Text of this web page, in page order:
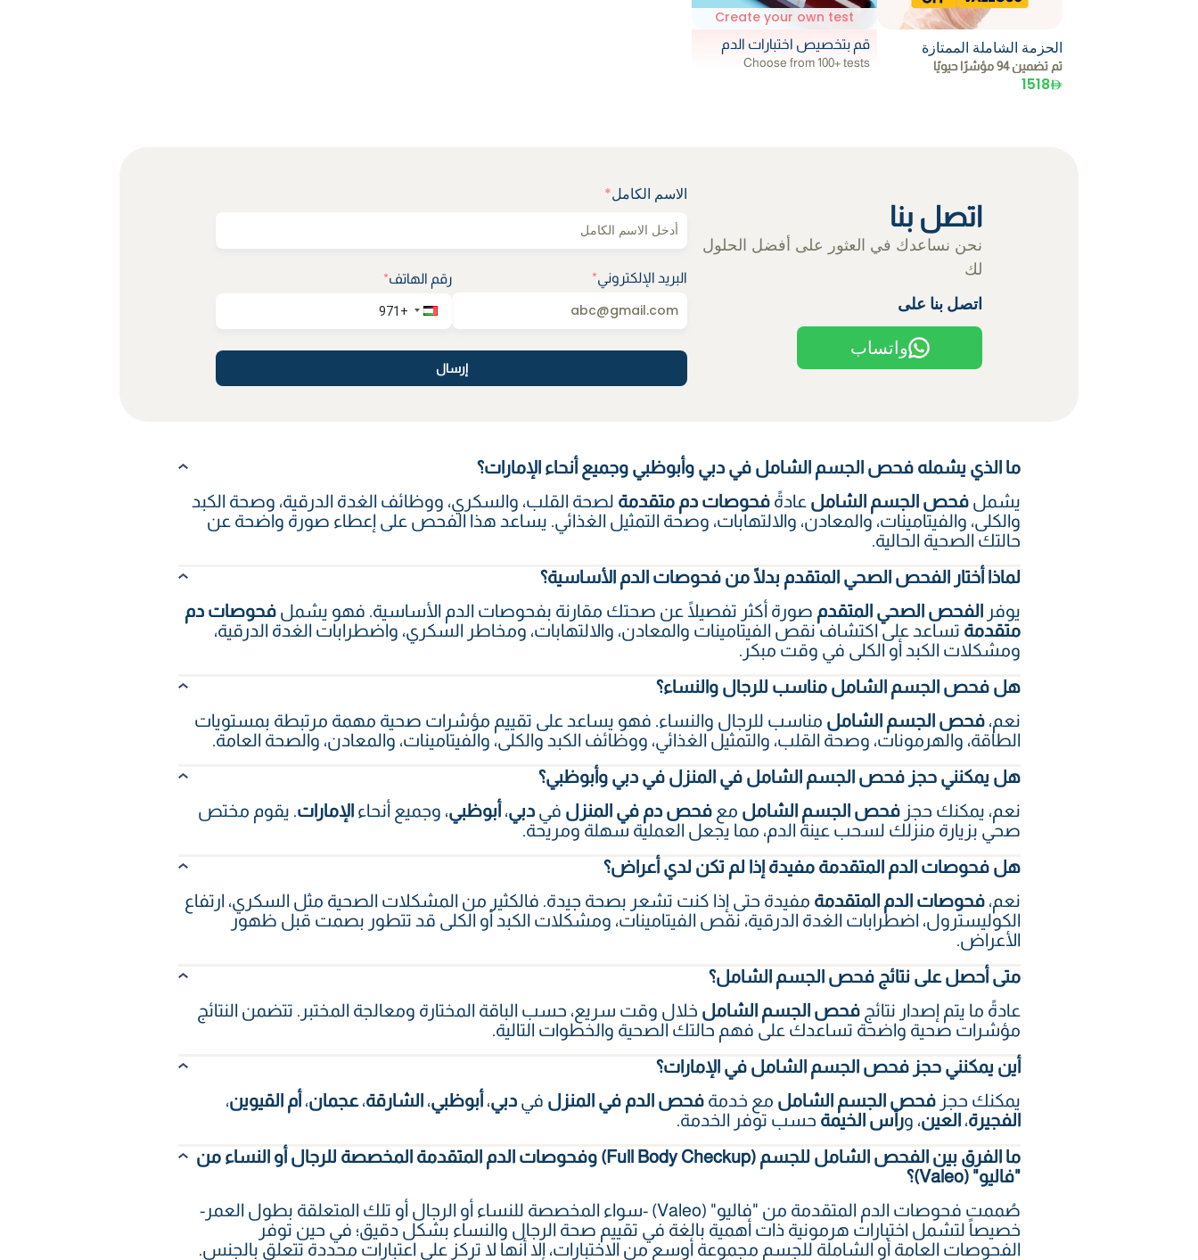
الحزمة الشاملة الممتازة
تم تضمين 94 مؤشرًا حيويًا
1518
Create your own test
قم بتخصيص اختبارات الدم
Choose from 100+ tests
اتصل بنا
نحن نساعدك في العثور على أفضل الحلول
لك
اتصل بنا على
واتساب
الاسم الكامل*
البريد الإلكتروني* رقم الهاتف*
إرسال
ما الذي يشمله فحص الجسم الشامل في دبي وأبوظبي وجميع أنحاء الإمارات؟
يشملفحص الجسم الشامل عادةًفحوصات دم متقدمة لصحة القلب، والسكري، ووظائف الغدة الدرقية، وصحة الكبد
والكلى، والفيتامينات، والمعادن، والالتهابات، وصحة التمثيل الغذائي. يساعد هذا الفحص على إعطاء صورة واضحة عن
حالتك الصحية الحالية.
لماذا أختار الفحص الصحي المتقدم بدلًا من فحوصات الدم الأساسية؟
يوفر
الفحص الصحي المتقدم صورة أكثر تفصيلًا عن صحتك مقارنة بفحوصات الدم الأساسية. فهو يشملفحوصات دم
متقدمة تساعد على اكتشاف نقص الفيتامينات والمعادن، والالتهابات، ومخاطر السكري، واضطرابات الغدة الدرقية،
ومشكلات الكبد أو الكلى في وقت مبكر.
هل فحص الجسم الشامل مناسب للرجال والنساء؟
نعم،فحص الجسم الشامل مناسب للرجال والنساء. فهو يساعد على تقييم مؤشرات صحية مهمة مرتبطة بمستويات
الطاقة، والهرمونات، وصحة القلب، والتمثيل الغذائي، ووظائف الكبد والكلى، والفيتامينات، والمعادن، والصحة العامة.
هل يمكنني حجز فحص الجسم الشامل في المنزل في دبي وأبوظبي؟
نعم، يمكنك حجزفحص الجسم الشامل معفحص دم في المنزل فيدبي، أبوظبي، وجميع أنحاء الإمارات. يقوم مختص
صحي بزيارة منزلك لسحب عينة الدم، مما يجعل العملية سهلة ومريحة.
هل فحوصات الدم المتقدمة مفيدة إذا لم تكن لدي أعراض؟
نعم،فحوصات الدم المتقدمة مفيدة حتى إذا كنت تشعر بصحة جيدة. فالكثير من المشكلات الصحية مثل السكري، ارتفاع
الكوليسترول، اضطرابات الغدة الدرقية، نقص الفيتامينات، ومشكلات الكبد أو الكلى قد تتطور بصمت قبل ظهور
الأعراض.
متى أحصل على نتائج فحص الجسم الشامل؟
عادةً ما يتم إصدار نتائجفحص الجسم الشامل خلال وقت سريع، حسب الباقة المختارة ومعالجة المختبر. تتضمن النتائج
مؤشرات صحية واضحة تساعدك على فهم حالتك الصحية والخطوات التالية.
أين يمكنني حجز فحص الجسم الشامل في الإمارات؟
يمكنك حجزفحص الجسم الشامل مع خدمةفحص الدم في المنزل فيدبي، أبوظبي، الشارقة،عجمان، أم القيوين،
الفجيرة، العين، ورأس الخيمة حسب توفر الخدمة.
ما الفرق بين الفحص الشامل للجسم (Full Body Checkup) وفحوصات الدم المتقدمة المخصصة للرجال أو النساء من
"فاليو" (Valeo)؟
صُممت فحوصات الدم المتقدمة من "فاليو" (Valeo) -سواء المخصصة للنساء أو الرجال أو تلك المتعلقة بطول العمر-
خصيصاً لتشمل اختبارات هرمونية ذات أهمية بالغة في تقييم صحة الرجال والنساء بشكل دقيق؛ في حين توفر
الفحوصات العامة أو الشاملة للجسم مجموعة أوسع من الاختبارات، إلا أنها لا تركز على اعتبارات محددة تتعلق بالجنس.